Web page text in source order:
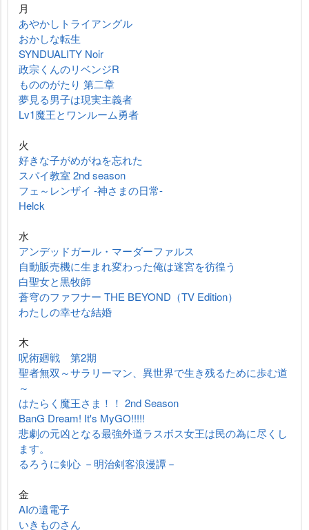
月
あやかしトライアングル
おかしな転生
SYNDUALITY Noir
政宗くんのリベンジR
もののがたり 第二章
夢見る男子は現実主義者
Lv1魔王とワンルーム勇者
火
好きな子がめがねを忘れた
スパイ教室 2nd season
フェ～レンザイ -神さまの日常-
Helck
水
アンデッドガール・マーダーファルス
自動販売機に生まれ変わった俺は迷宮を彷徨う
白聖女と黒牧師
蒼穹のファフナー THE BEYOND（TV Edition）
わたしの幸せな結婚
木
呪術廻戦 第2期
聖者無双～サラリーマン、異世界で生き残るために歩む道
～
はたらく魔王さま！！ 2nd Season
BanG Dream! It's MyGO!!!!!
悲劇の元凶となる最強外道ラスボス女王は民の為に尽くし
ます。
るろうに剣心 －明治剣客浪漫譚－
金
AIの遺電子
いきものさん